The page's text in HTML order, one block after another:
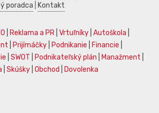
poradca Kontakt
Reklama a PR Vrtuľníky Autoškola
Prijímáčky Podnikanie Financie
SWOT Podnikateľský plán Manažment
Skúšky Obchod Dovolenka